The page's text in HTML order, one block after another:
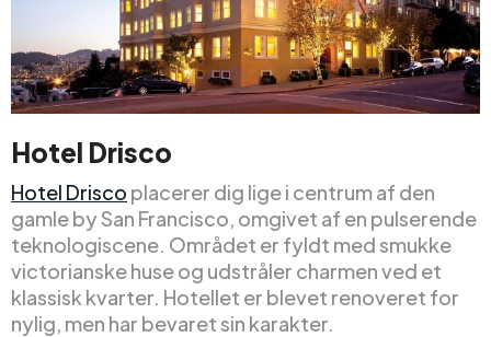
Hotel Drisco
Hotel Drisco placerer dig lige i centrum af den
gamle by San Francisco, omgivet af en pulserende
teknologiscene. Området er fyldt med smukke
victorianske huse og udstråler charmen ved et
klassisk kvarter. Hotellet er blevet renoveret for
nylig, men har bevaret sin karakter.